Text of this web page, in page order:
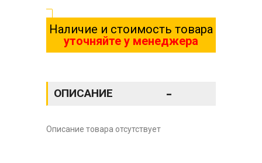
Наличие и стоимость товара
уточняйте у менеджера
ОПИСАНИЕ -
Описание товара отсутствует